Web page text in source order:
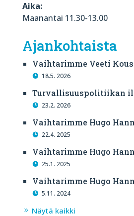
Aika:
Maanantai 11.30-13.00
Ajankohtaista
Vaihtarimme Veeti
18.5. 2026
Turvallisuuspolitiikan
23.2. 2026
Vaihtarimme Hugo
22.4. 2025
Vaihtarimme Hugo
25.1. 2025
Vaihtarimme Hugo
5.11. 2024
Näytä kaikki